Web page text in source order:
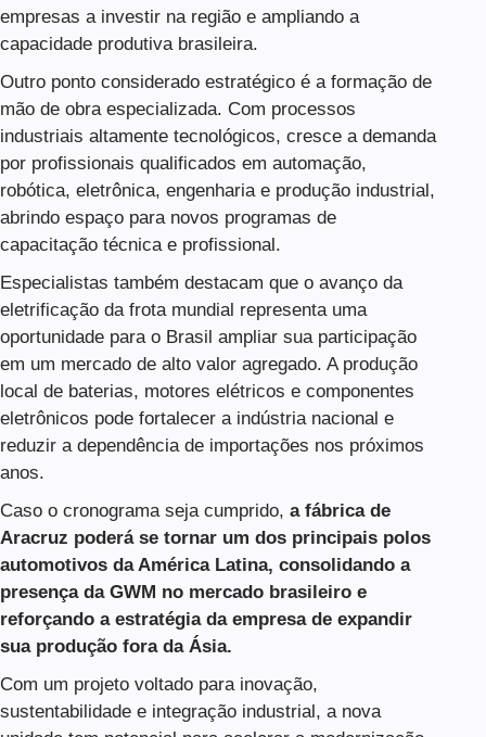
empresas a investir na região e ampliando a
capacidade produtiva brasileira.
Outro ponto considerado estratégico é a formação de
mão de obra especializada. Com processos
industriais altamente tecnológicos, cresce a demanda
por profissionais qualificados em automação,
robótica, eletrônica, engenharia e produção industrial,
abrindo espaço para novos programas de
capacitação técnica e profissional.
Especialistas também destacam que o avanço da
eletrificação da frota mundial representa uma
oportunidade para o Brasil ampliar sua participação
em um mercado de alto valor agregado. A produção
local de baterias, motores elétricos e componentes
eletrônicos pode fortalecer a indústria nacional e
reduzir a dependência de importações nos próximos
anos.
Caso o cronograma seja cumprido, a fábrica de
Aracruz poderá se tornar um dos principais polos
automotivos da América Latina, consolidando a
presença da GWM no mercado brasileiro e
reforçando a estratégia da empresa de expandir
sua produção fora da Ásia.
Com um projeto voltado para inovação,
sustentabilidade e integração industrial, a nova